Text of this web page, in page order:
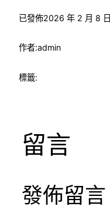
已發佈2026 年 2 月 8 日
作者:admin
標籤:
留言
發佈留言